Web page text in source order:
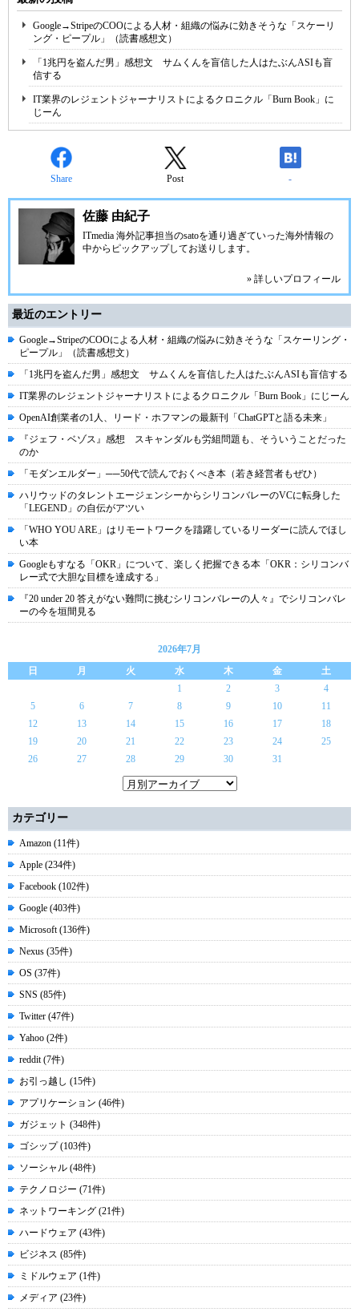
Google→StripeのCOOによる人材・組織の悩みに効きそうな「スケーリ
ング・ピープル」（読書感想文）
「1兆円を盗んだ男」感想文 サムくんを盲信した人はたぶんASIも盲
信する
IT業界のレジェントジャーナリストによるクロニクル「Burn Book」に
じーん
Share Post -
佐藤 由紀子
ITmedia 海外記事担当のsatoを通り過ぎていった海外情報の
中からピックアップしてお送りします。
» 詳しいプロフィール
最近のエントリー
Google→StripeのCOOによる人材・組織の悩みに効きそうな「スケーリング・
ピープル」（読書感想文）
「1兆円を盗んだ男」感想文 サムくんを盲信した人はたぶんASIも盲信する
IT業界のレジェントジャーナリストによるクロニクル「Burn Book」にじーん
OpenAI創業者の1人、リード・ホフマンの最新刊「ChatGPTと語る未来」
『ジェフ・ベゾス』感想 スキャンダルも労組問題も、そういうことだった
のか
「モダンエルダー」──50代で読んでおくべき本（若き経営者もぜひ）
ハリウッドのタレントエージェンシーからシリコンバレーのVCに転身した
「LEGEND」の自伝がアツい
「WHO YOU ARE」はリモートワークを躊躇しているリーダーに読んでほし
い本
Googleもすなる「OKR」について、楽しく把握できる本「OKR：シリコンバ
レー式で大胆な目標を達成する」
『20 under 20 答えがない難問に挑むシリコンバレーの人々』でシリコンバレ
ーの今を垣間見る
2026年7月
日
月 火 水 木 金
土
1
2 3
4
5
6 7 8 9 10
11
12
13 14 15 16 17
18
19
20 21 22 23 24
25
26
27 28 29 30 31
カテゴリー
Amazon (11件)
Apple (234件)
Facebook (102件)
Google (403件)
Microsoft (136件)
Nexus (35件)
OS (37件)
SNS (85件)
Twitter (47件)
Yahoo (2件)
reddit (7件)
お引っ越し (15件)
アプリケーション (46件)
ガジェット (348件)
ゴシップ (103件)
ソーシャル (48件)
テクノロジー (71件)
ネットワーキング (21件)
ハードウェア (43件)
ビジネス (85件)
ミドルウェア (1件)
メディア (23件)